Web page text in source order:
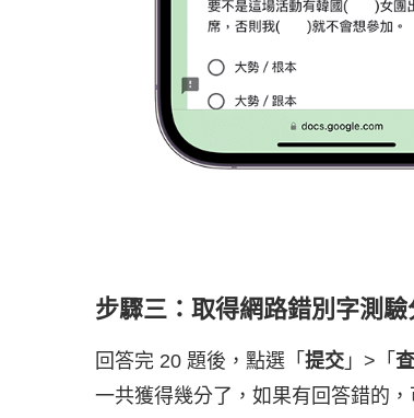
步驟三：取得網路錯別字測驗
回答完 20 題後，點選「 提交 」>「
一共獲得幾分了，如果有回答錯的